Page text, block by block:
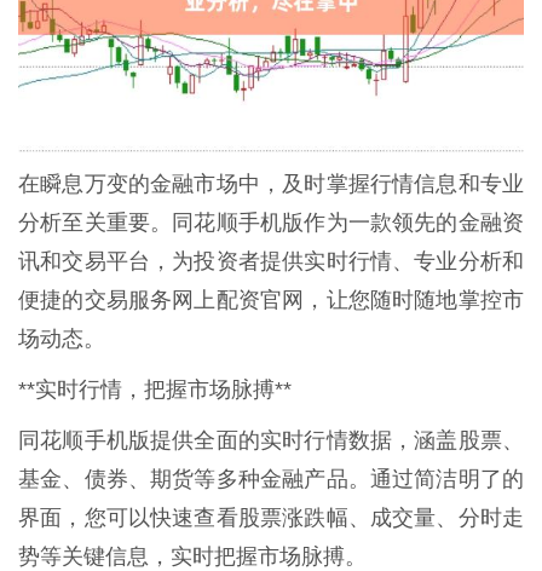
在瞬息万变的金融市场中，及时掌握行情信息和专业
分析至关重要。同花顺手机版作为一款领先的金融资
讯和交易平台，为投资者提供实时行情、专业分析和
便捷的交易服务网上配资官网，让您随时随地掌控市
场动态。
**实时行情，把握市场脉搏**
同花顺手机版提供全面的实时行情数据，涵盖股票、
基金、债券、期货等多种金融产品。通过简洁明了的
界面，您可以快速查看股票涨跌幅、成交量、分时走
势等关键信息，实时把握市场脉搏。